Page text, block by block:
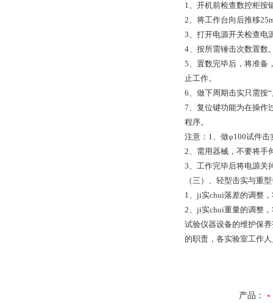
1、开机前检查数控柜按
2、将工作台向后推移
3、打开电源开关检查电
4、按所需锤击次数置数
5、置数完毕后，将准备
止工作。
6、做下周期击实只需按
7、复位键功能为在操作
程序。
注意：1、做φ100试件
2、需用器械，不要将手
3、工作完毕后将电源关
（三）、轻型击实与重
1、ji实chui落差的调整
2、ji实chui重量的调整
试验仪器设备的维护保
的职责，各实验室工作
产品：